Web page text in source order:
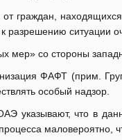
от граждан,
разрешению ситуации
мер» со стороны
ФАФТ (прим.
особый надзор.
указывают, что в
маловероятно,